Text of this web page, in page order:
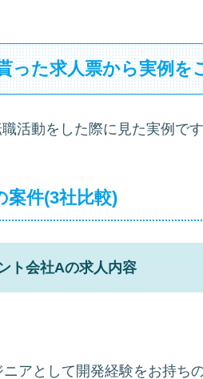
った求人票から実例を
活動をした際に見た実例です
案件(3社比較)
ト会社Aの求人内容
アとして開発経験をお持ち